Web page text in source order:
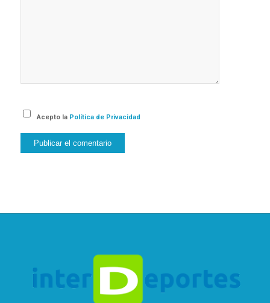
Acepto la Política de Privacidad